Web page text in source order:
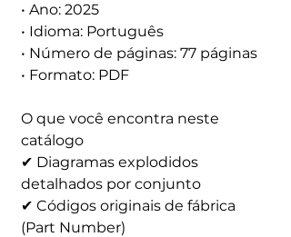
• Ano: 2025
• Idioma: Português
• Número de páginas: 77 páginas
• Formato: PDF
O que você encontra neste
catálogo
✔ Diagramas explodidos
detalhados por conjunto
✔ Códigos originais de fábrica
(Part Number)